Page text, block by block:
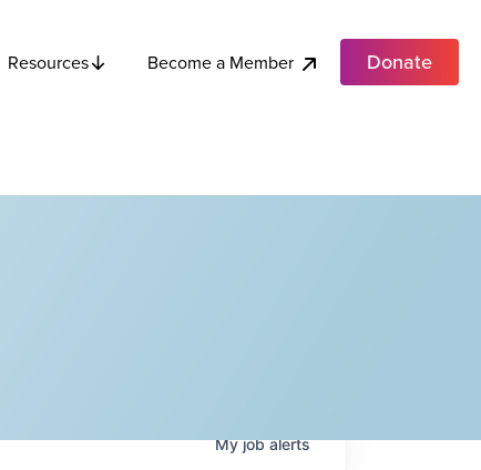
Resources Become a Member Donate
Myjobalerts